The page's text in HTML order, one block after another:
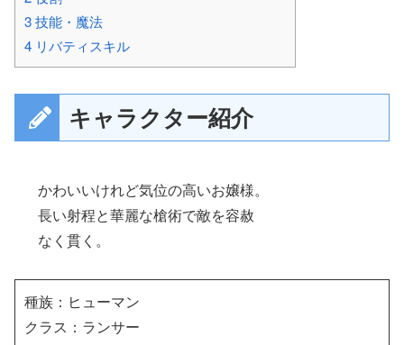
3技能・魔法
4 リバティスキル
キャラクター紹介
かわいいけれど気位の高いお嬢様。
長い射程と華麗な槍術で敵を容赦
なく貫く。
種族：ヒューマン
クラス：ランサー